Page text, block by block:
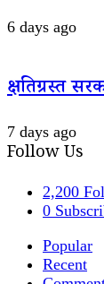
6 days ago
क्षतिग्रस्त
7 days ago
Follow Us
2,200
0
Popular
Recent